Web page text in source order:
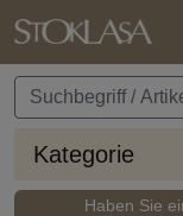
Kategorie
Haben Sie